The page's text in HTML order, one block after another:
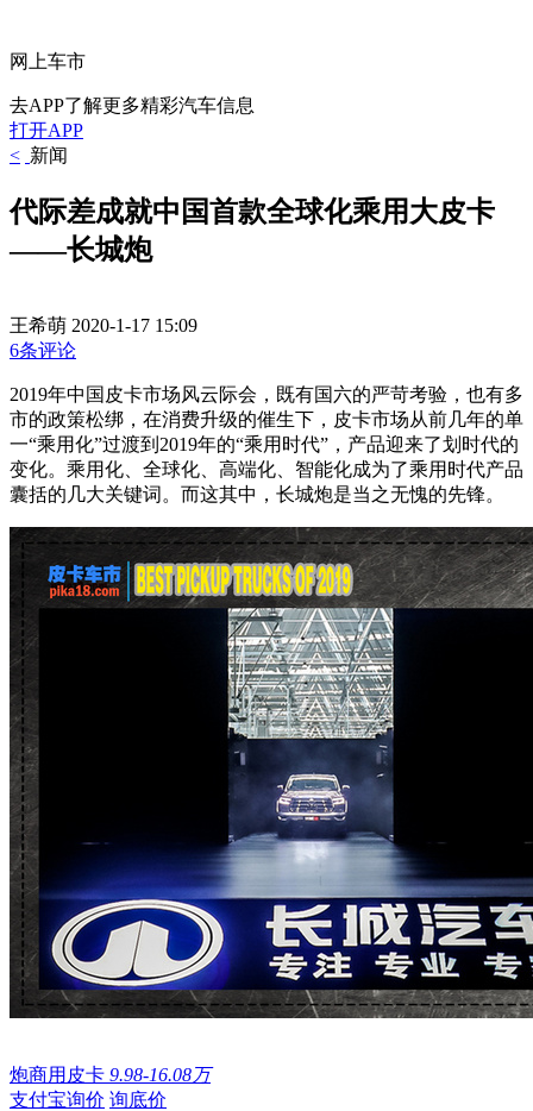
网上车市
去APP了解更多精彩汽车信息
打开APP
< 新闻
代际差成就中国首款全球化乘用大皮卡
——长城炮
王希萌 2020-1-17 15:09
6条评论
2019年中国皮卡市场风云际会，既有国六的严苛考验，也有多
市的政策松绑，在消费升级的催生下，皮卡市场从前几年的单
一“乘用化”过渡到2019年的“乘用时代”，产品迎来了划时代的
变化。乘用化、全球化、高端化、智能化成为了乘用时代产品
囊括的几大关键词。而这其中，长城炮是当之无愧的先锋。
炮商用皮卡 9.98-16.08万
支付宝询价 询底价